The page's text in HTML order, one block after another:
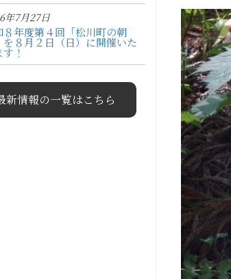
年7月27日
８年度第４回「松川町の朝
を８月２日（日）に開催いた
！
新情報の一覧はこちら